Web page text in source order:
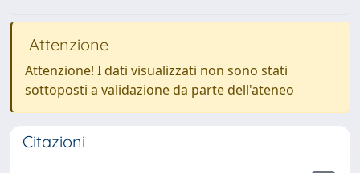
Attenzione
Attenzione! I dati visualizzati non sono stati
sottoposti a validazione da parte dell'ateneo
Citazioni